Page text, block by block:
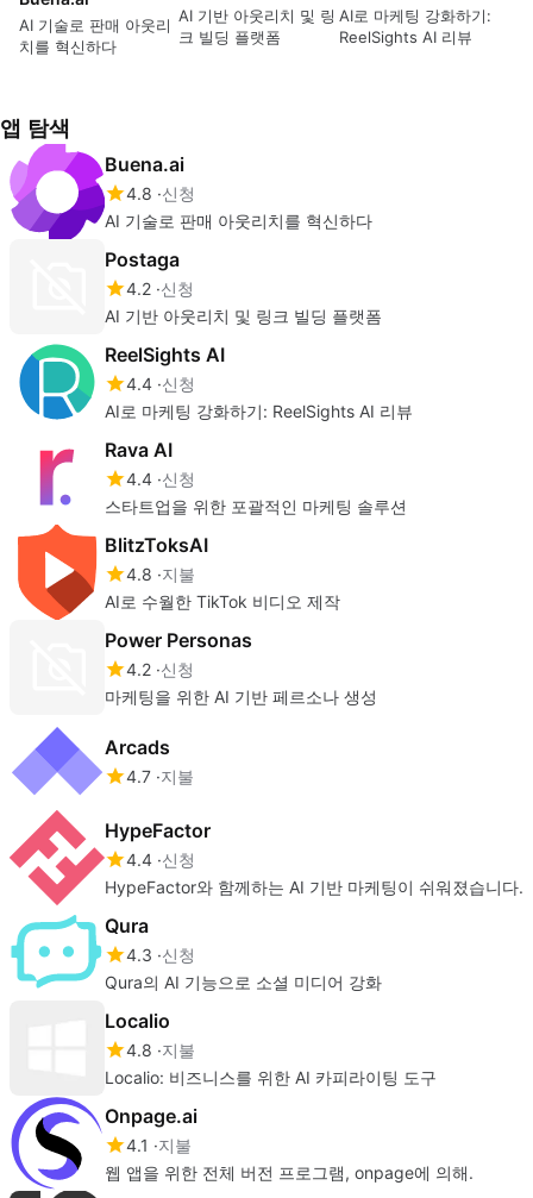
AI 기술로 판매 아웃리
치를 혁신하다
AI 기반 아웃리치 및 링
크 빌딩 플랫폼
AI로 마케팅 강화하기:
ReelSights AI 리뷰
앱 탐색
Buena.ai
4.8 신청
AI 기술로 판매 아웃리치를 혁신하다
Postaga
4.2 신청
AI 기반 아웃리치 및 링크 빌딩 플랫폼
ReelSights AI
4.4 신청
AI로 마케팅 강화하기: ReelSights AI 리뷰
Rava AI
4.4 신청
스타트업을 위한 포괄적인 마케팅 솔루션
BlitzToksAI
4.8 지불
AI로 수월한 TikTok 비디오 제작
Power Personas
4.2 신청
마케팅을 위한 AI 기반 페르소나 생성
Arcads
4.7 지불
HypeFactor
4.4 신청
HypeFactor와 함께하는 AI 기반 마케팅이 쉬워졌습니다.
Qura
4.3 신청
Qura의 AI 기능으로 소셜 미디어 강화
Localio
4.8 지불
Localio: 비즈니스를 위한 AI 카피라이팅 도구
Onpage.ai
4.1
지불
웹 앱을 위한 전체 버전 프로그램, onpage에 의해.